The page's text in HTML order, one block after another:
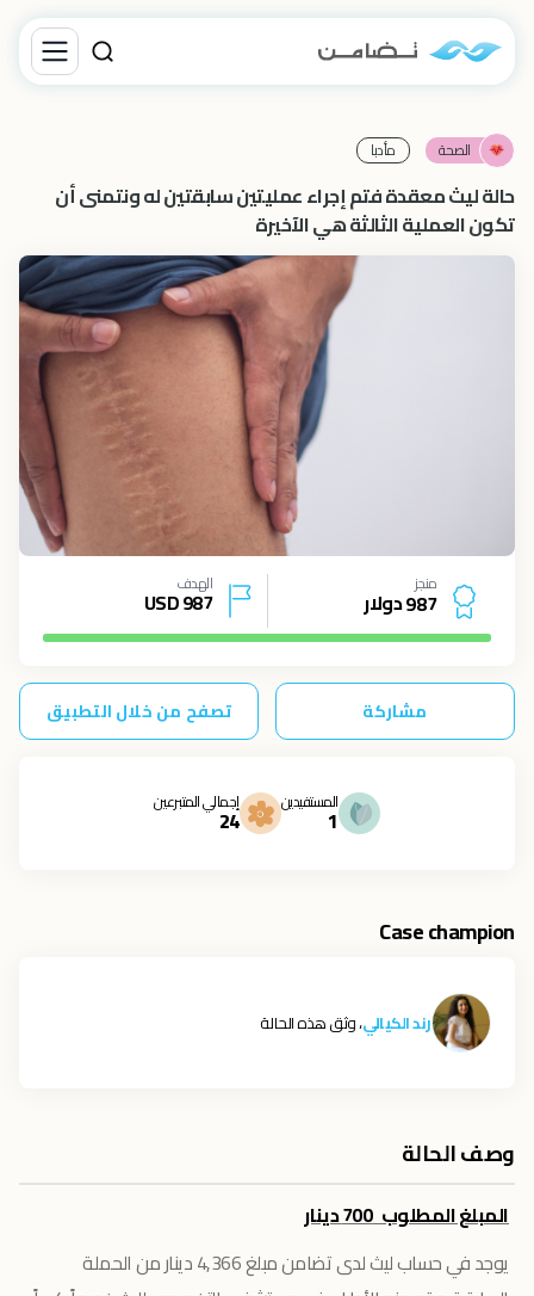
الصحة مأدبا
حالة ليث معقدة فتم إجراء عمليتين سابقتين له ونتمنى أن
تكون العملية الثالثة هي الآخيرة
منجز
987 دولار
الهدف
987
USD
مشاركة تصفح من خلال التطبيق
المستفيدين
1
إجمالي المتبرعين
24
Case champion
رند الكيالي، وثق هذه الحالة
وصف الحالة
المبلغ المطلوب 700 دينار
يوجد في حساب ليث لدى تضامن مبلغ 4,366 دينار من الحملة